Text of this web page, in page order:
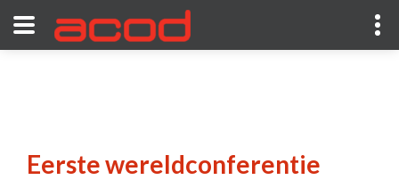
Eerste wereldconferentie